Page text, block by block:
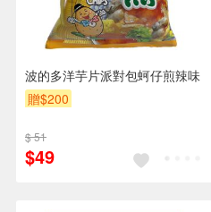
波的多洋芋片派對包蚵仔煎辣味
贈$200
$ 51
$49